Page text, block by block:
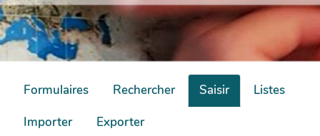
Formulaires Rechercher Saisir
Listes
Importer
Exporter